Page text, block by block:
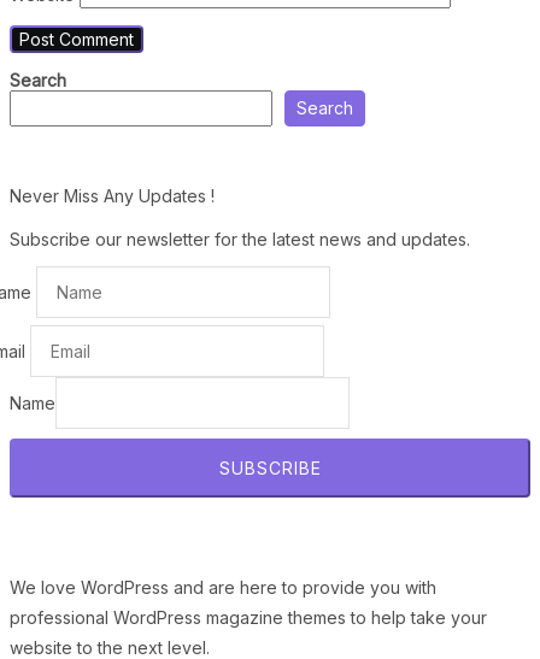
Search
Search
Never Miss Any Updates !
Subscribe our newsletter for the latest news and updates.
Name
SUBSCRIBE
We love WordPress and are here to provide you with
professional WordPress magazine themes to help take your
website to the next level.